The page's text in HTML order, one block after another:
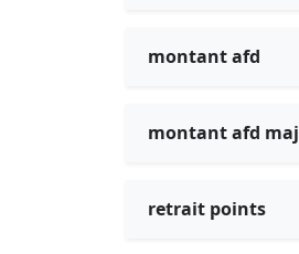
montant afd
montant afd maj
retrait points